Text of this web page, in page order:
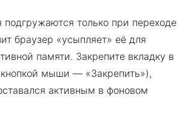
только при переходе
браузер «усыпляет» её для
памяти. Закрепите вкладку в
мыши — «Закрепить»),
активным в фоновом